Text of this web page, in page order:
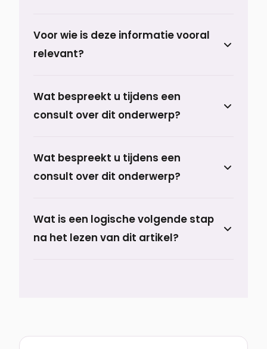
resultaat zonder feminisatie.
Voor wie is deze informatie vooral
relevant?
chirurg bij Prof. Aesthetics in Haren nabij
Groningen: Een bovenooglidcorrectie is
Wat bespreekt u tijdens een
consult over dit onderwerp?
uitgangssituatie, verwachtingen, de
passende behandelopties en een
Wat bespreekt u tijdens een
consult over dit onderwerp?
uitgangssituatie, verwachtingen, de
passende behandelopties en een
Wat is een logische volgende stap
na het lezen van dit artikel?